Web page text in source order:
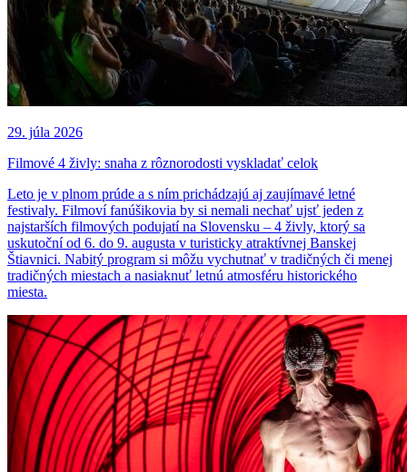
29. júla 2026
Filmové 4 živly: snaha z rôznorodosti vyskladať celok
Leto je v plnom prúde a s ním prichádzajú aj zaujímavé letné
festivaly. Filmoví fanúšikovia by si nemali nechať ujsť jeden z
najstarších filmových podujatí na Slovensku ‒ 4 živly, ktorý sa
uskutoční od 6. do 9. augusta v turisticky atraktívnej Banskej
Štiavnici. Nabitý program si môžu vychutnať v tradičných či menej
tradičných miestach a nasiaknuť letnú atmosféru historického
miesta.